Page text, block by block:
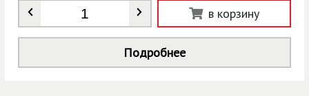
Количество в корзину
Подробнее